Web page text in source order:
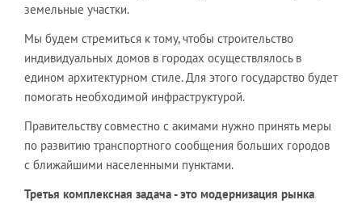
земельные участки.
Мы будем стремиться к тому, чтобы строительство
индивидуальных домов в городах осуществлялось в
едином архитектурном стиле. Для этого государство будет
помогать необходимой инфраструктурой.
Правительству совместно с акимами нужно принять меры
по развитию транспортного сообщения больших городов
с ближайшими населенными пунктами.
Третья комплексная задача - это модернизация рынка